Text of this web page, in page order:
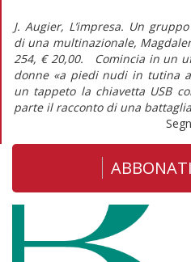
J. Augier, L’impresa. Un
di una multinazionale,
254, € 20,00. Comincia in un
donne «a piedi nudi in tutina
un tappeto la chiavetta USB
parte il racconto di una